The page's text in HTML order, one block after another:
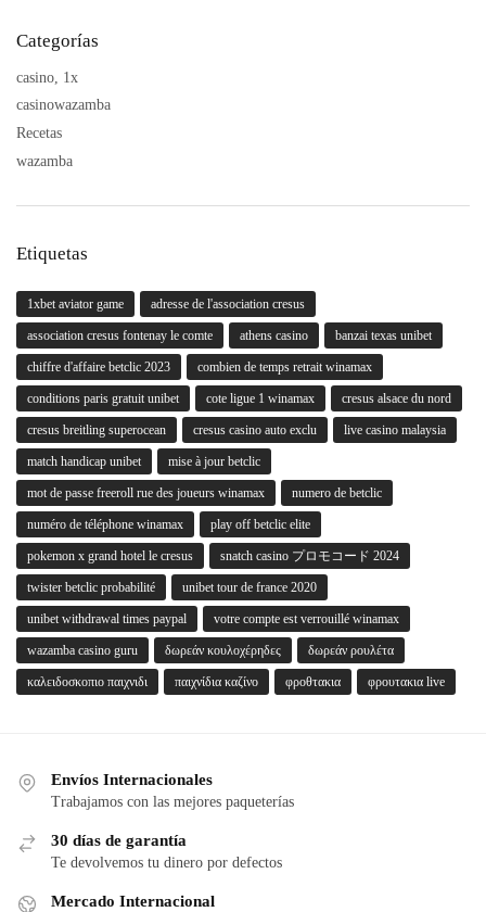
Categorías
casino, 1x
casinowazamba
Recetas
wazamba
Etiquetas
1xbet aviator game adresse de l'association cresus
association cresus fontenay le comte athens casino banzai texas unibet
chiffre d'affaire betclic 2023 combien de temps retrait winamax
conditions paris gratuit unibet cote ligue 1 winamax cresus alsace du nord
cresus breitling superocean cresus casino auto exclu live casino malaysia
match handicap unibet mise à jour betclic
mot de passe freeroll rue des joueurs winamax numero de betclic
numéro de téléphone winamax play off betclic elite
pokemon x grand hotel le cresus snatch casino プロモコード 2024
twister betclic probabilité unibet tour de france 2020
unibet withdrawal times paypal votre compte est verrouillé winamax
wazamba casino guru δωρεάν κουλοχέρηδες δωρεάν ρουλέτα
καλειδοσκοπιο παιχνιδι παιχνίδια καζίνο φροθτακια φρουτακια live
Envíos Internacionales
Trabajamos con las mejores paqueterías
30 días de garantía
Te devolvemos tu dinero por defectos
Mercado Internacional